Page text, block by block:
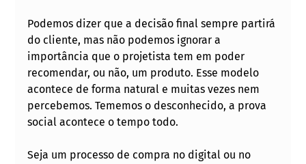
Podemos dizer que a decisão final sempre partirá
do cliente, mas não podemos ignorar a
importância que o projetista tem em poder
recomendar, ou não, um produto. Esse modelo
acontece de forma natural e muitas vezes nem
percebemos. Tememos o desconhecido, a prova
social acontece o tempo todo.
Seja um processo de compra no digital ou no